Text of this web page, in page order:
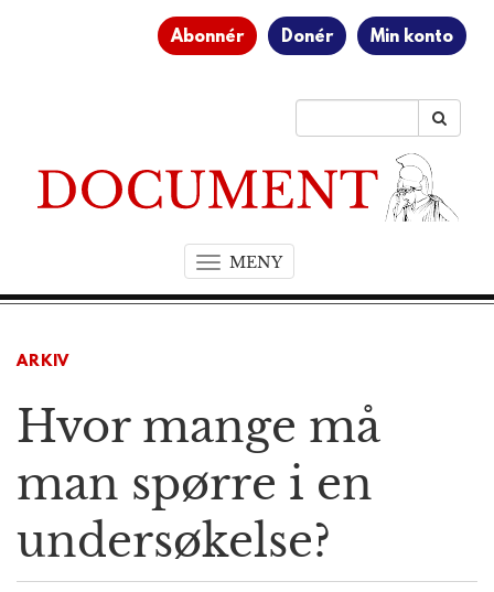
Abonnér Donér Min konto
MENYT
o
a
a
t
i
ARKIV
Hvor mange må
man spørre i en
undersøkelse?